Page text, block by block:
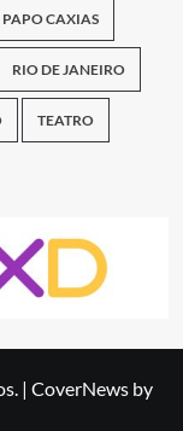
PAPO CAXIAS
RIO DE JANEIRO
TEATRO
| CoverNews by